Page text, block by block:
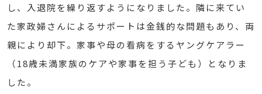
し、入退院を繰り返すようになりました。隣に来てい
た家政婦さんによるサポートは金銭的な問題もあり、両
親により却下。家事や母の看病をするヤングケアラー
（18歳未満家族のケアや家事を担う子ども）となりま
した。